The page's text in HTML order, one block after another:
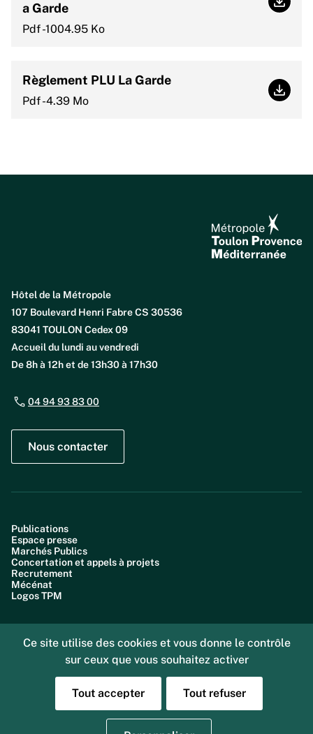
a Garde
Pdf -1004.95 Ko
Règlement PLU La Garde
Pdf -4.39 Mo
Hôtel de la Métropole
107 Boulevard Henri Fabre CS 30536
83041 TOULON Cedex 09
Accueil du lundi au vendredi
De 8h à 12h et de 13h30 à 17h30
04 94 93 83 00
Nous contacter
Publications
Espace presse
Marchés Publics
Concertation et appels à projets
Recrutement
Mécénat
Logos TPM
Accessibilité : partiellement conforme (99,6%)
Données personnelles
Gestion des cookies
Mentions légales
Sourd ou malentendant, vous pouvez nous joindre
Ce site utilise des cookies et vous donne le contrôle
sur ceux que vous souhaitez activer
Tout accepter Tout refuser